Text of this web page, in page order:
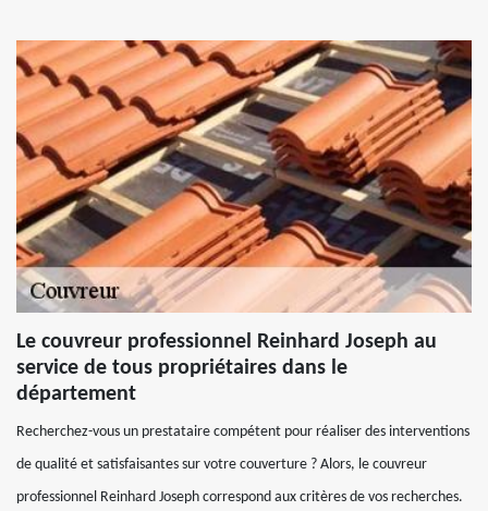
Le couvreur professionnel Reinhard Joseph au
service de tous propriétaires dans le
département
Recherchez-vous un prestataire compétent pour réaliser des interventions
de qualité et satisfaisantes sur votre couverture ? Alors, le couvreur
professionnel Reinhard Joseph correspond aux critères de vos recherches.